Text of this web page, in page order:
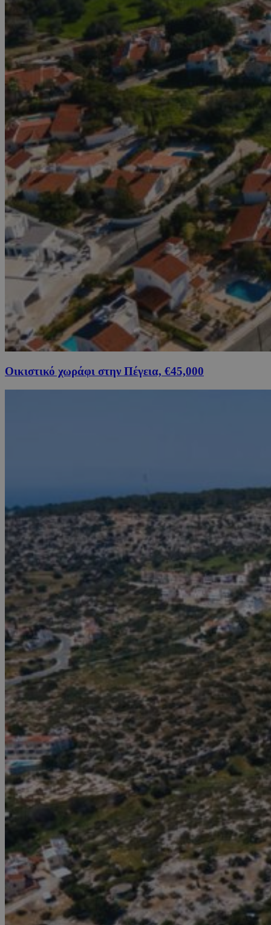
Οικιστικό χωράφι στην Πέγεια, €45,000